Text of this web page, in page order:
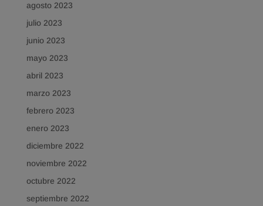
agosto 2023
julio 2023
junio 2023
mayo 2023
abril 2023
marzo 2023
febrero 2023
enero 2023
diciembre 2022
noviembre 2022
octubre 2022
septiembre 2022